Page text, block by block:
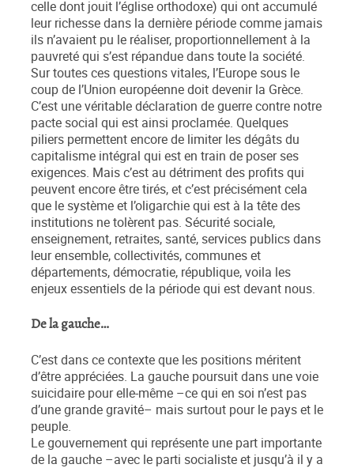
celle dont jouit l’église orthodoxe) qui ont accumulé
leur richesse dans la dernière période comme jamais
ils n’avaient pu le réaliser, proportionnellement à la
pauvreté qui s’est répandue dans toute la société.
Sur toutes ces questions vitales, l’Europe sous le
coup de l’Union européenne doit devenir la Grèce.
C’est une véritable déclaration de guerre contre notre
pacte social qui est ainsi proclamée. Quelques
piliers permettent encore de limiter les dégâts du
capitalisme intégral qui est en train de poser ses
exigences. Mais c’est au détriment des profits qui
peuvent encore être tirés, et c’est précisément cela
que le système et l’oligarchie qui est à la tête des
institutions ne tolèrent pas. Sécurité sociale,
enseignement, retraites, santé, services publics dans
leur ensemble, collectivités, communes et
départements, démocratie, république, voila les
enjeux essentiels de la période qui est devant nous.
De la gauche…
C’est dans ce contexte que les positions méritent
d’être appréciées. La gauche poursuit dans une voie
suicidaire pour elle-même –ce qui en soi n’est pas
d’une grande gravité– mais surtout pour le pays et le
peuple.
Le gouvernement qui représente une part importante
de la gauche –avec le parti socialiste et jusqu’à il y a